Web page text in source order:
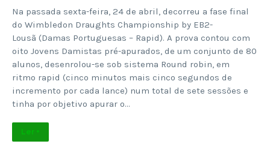
Na passada sexta-feira, 24 de abril, decorreu a fase final
do Wimbledon Draughts Championship by EB2-
Lousã (Damas Portuguesas – Rapid). A prova contou com
oito Jovens Damistas pré-apurados, de um conjunto de 80
alunos, desenrolou-se sob sistema Round robin, em
ritmo rapid (cinco minutos mais cinco segundos de
incremento por cada lance) num total de sete sessões e
tinha por objetivo apurar o…
Ler +